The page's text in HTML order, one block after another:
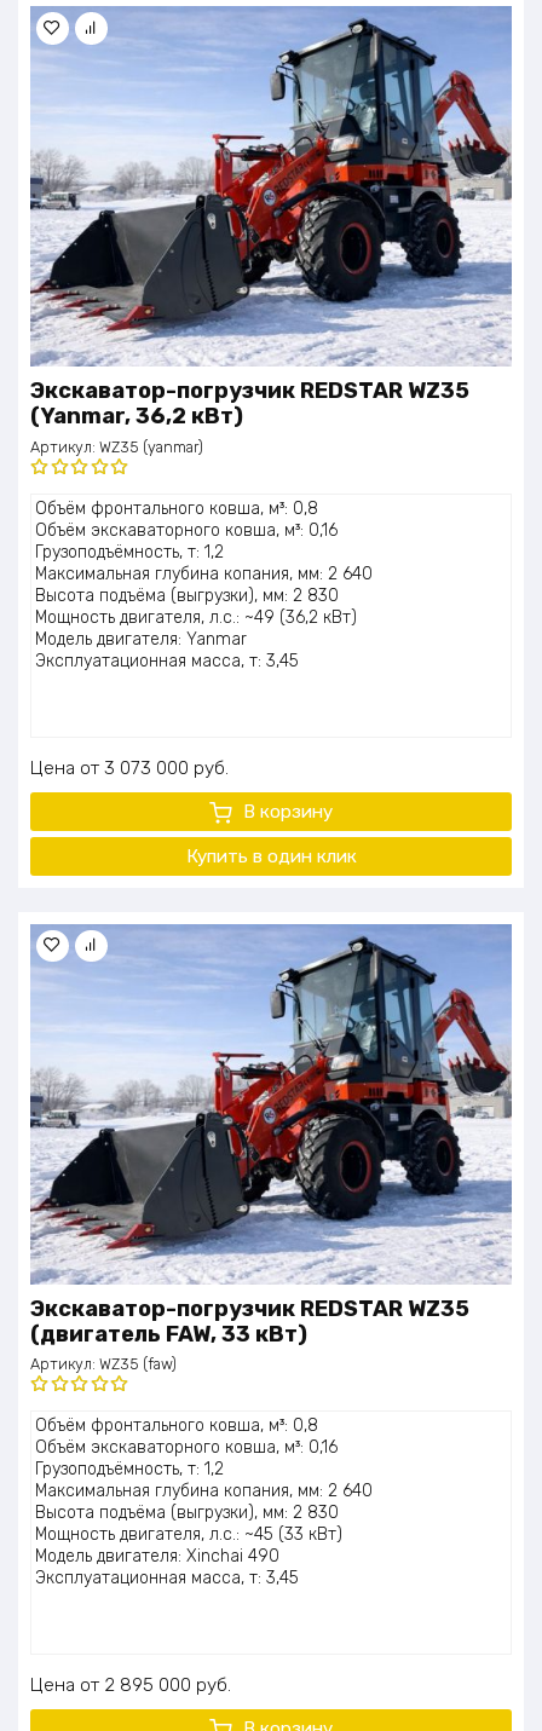
Экскаватор-погрузчик REDSTAR WZ35
(Yanmar, 36,2 кВт)
Артикул: WZ35 (yanmar)
Оценка
5.00из 5
Объём фронтального ковша, м³: 0,8
Объём экскаваторного ковша, м³: 0,16
Грузоподъёмность, т: 1,2
Максимальная глубина копания, мм: 2 640
Высота подъёма (выгрузки), мм: 2 830
Мощность двигателя, л.с.: ~49 (36,2 кВт)
Модель двигателя: Yanmar
Эксплуатационная масса, т: 3,45
Цена 3 073 000 руб.
В корзину
Купить в один клик
Экскаватор-погрузчик REDSTAR WZ35
(двигатель FAW, 33 кВт)
Артикул: WZ35 (faw)
Оценка
5.00 из 5
Объём фронтального ковша, м³: 0,8
Объём экскаваторного ковша, м³: 0,16
Грузоподъёмность, т: 1,2
Максимальная глубина копания, мм: 2 640
Высота подъёма (выгрузки), мм: 2 830
Мощность двигателя, л.с.: ~45 (33 кВт)
Модель двигателя: Xinchai 490
Эксплуатационная масса, т: 3,45
Цена 2 895 000 руб.